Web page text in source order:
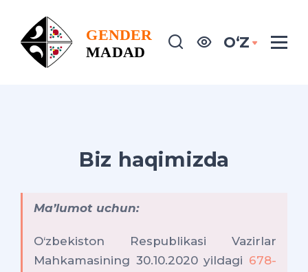
OʻZ
Biz haqimizda
Maʼlumot uchun:
O‘zbekiston Respublikasi Vazirlar
Mahkamasining 30.10.2020 yildagi 678-